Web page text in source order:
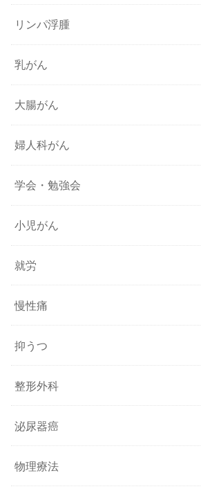
リンパ浮腫
乳がん
大腸がん
婦人科がん
学会・勉強会
小児がん
就労
慢性痛
抑うつ
整形外科
泌尿器癌
物理療法